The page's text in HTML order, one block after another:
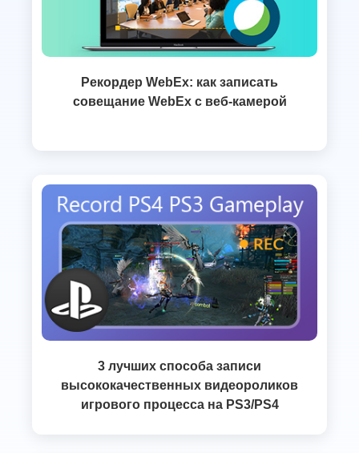
Рекордер WebEx: как записать
совещание WebEx с веб-камерой
3 лучших способа записи
высококачественных видеороликов
игрового процесса на PS3/PS4